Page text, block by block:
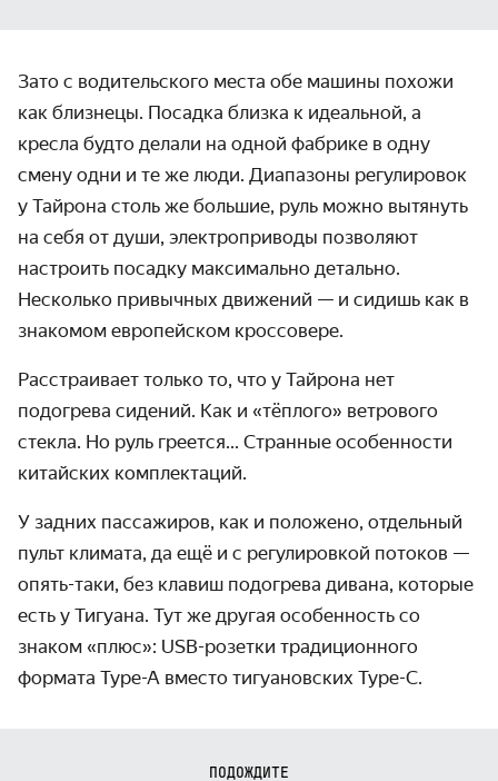
Зато с водительского места обе машины похожи
как близнецы. Посадка близка к идеальной, а
кресла будто делали на одной фабрике в одну
смену одни и те же люди. Диапазоны регулировок
у Тайрона столь же большие, руль можно вытянуть
на себя от души, электроприводы позволяют
настроить посадку максимально детально.
Несколько привычных движений — и сидишь как в
знакомом европейском кроссовере.
Расстраивает только то, что у Тайрона нет
подогрева сидений. Как и «тёплого» ветрового
стекла. Но руль греется... Странные особенности
китайских комплектаций.
У задних пассажиров, как и положено, отдельный
пульт климата, да ещё и с регулировкой потоков —
опять-таки, без клавиш подогрева дивана, которые
есть у Тигуана. Тут же другая особенность со
знаком «плюс»: USB-розетки традиционного
формата Type-A вместо тигуановских Type-C.
ПОДОЖДИТЕ